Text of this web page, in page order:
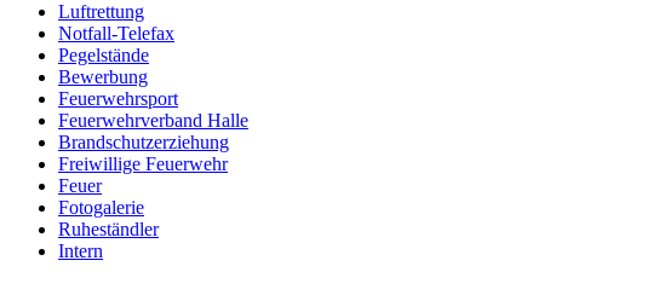
Luftrettung
Notfall-Telefax
Pegelstände
Bewerbung
Feuerwehrsport
Feuerwehrverband Halle
Brandschutzerziehung
Freiwillige Feuerwehr
Feuer
Fotogalerie
Ruheständler
Intern